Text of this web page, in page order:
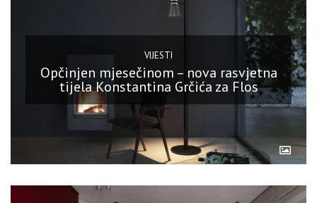
VIJESTI
Opčinjen mjesečinom – nova rasvjetna
tijela Konstantina Grčića za Flos